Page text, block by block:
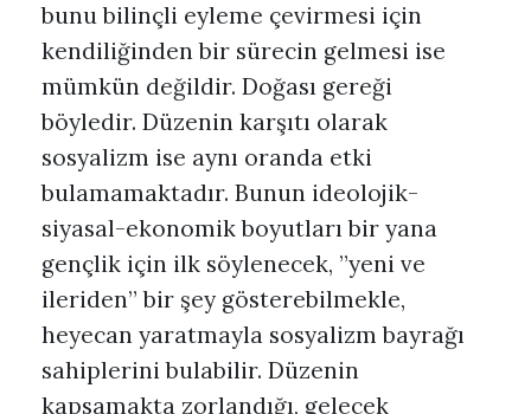
bunu bilinçli eyleme çevirmesi için
kendiliğinden bir sürecin gelmesi ise
mümkün değildir. Doğası gereği
böyledir. Düzenin karşıtı olarak
sosyalizm ise aynı oranda etki
bulamamaktadır. Bunun ideolojik-
siyasal-ekonomik boyutları bir yana
gençlik için ilk söylenecek, ”yeni ve
ileriden” bir şey gösterebilmekle,
heyecan yaratmayla sosyalizm bayrağı
sahiplerini bulabilir. Düzenin
kapsamakta zorlandığı, gelecek